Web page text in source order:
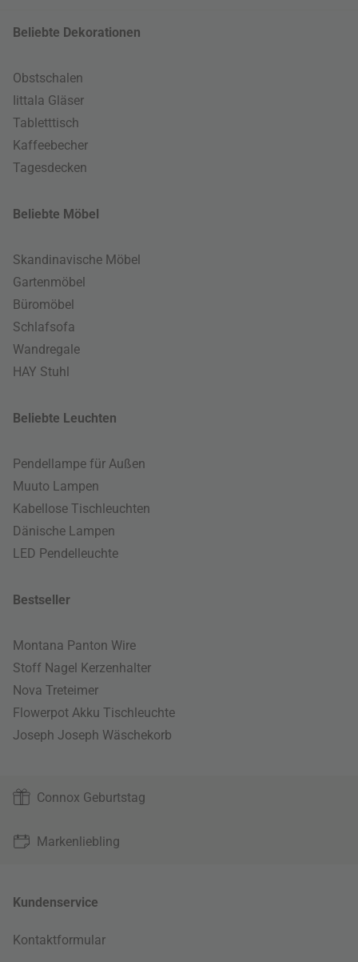
Beliebte Dekorationen
Obstschalen
Iittala Gläser
Tabletttisch
Kaffeebecher
Tagesdecken
Beliebte Möbel
Skandinavische Möbel
Gartenmöbel
Büromöbel
Schlafsofa
Wandregale
HAY Stuhl
Beliebte Leuchten
Pendellampe für Außen
Muuto Lampen
Kabellose Tischleuchten
Dänische Lampen
LED Pendelleuchte
Bestseller
Montana Panton Wire
Stoff Nagel Kerzenhalter
Nova Treteimer
Flowerpot Akku Tischleuchte
Joseph Joseph Wäschekorb
Connox Geburtstag
Markenliebling
Kundenservice
Kontaktformular